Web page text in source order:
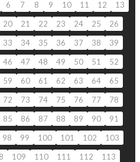
6 7 8 9 10 11 12
13
20 21 22 23 24 25
26
33 34 35 36 37 38
39
46 47 48 49 50 51
52
59 60 61 62 63 64
65
72 73 74 75 76 77
78
85 86 87 88 89 90
91
98 99 100 101 102
103
109 110 111 112
113